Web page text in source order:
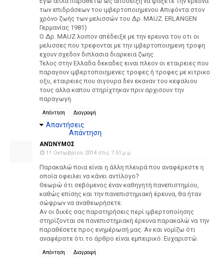
των επιδράσεων του ιμβερτοποιημενου Απιφόντα στον
χρόνο ζωής των μελισσών του Δρ. MAUZ. ERLANGEN
Γερμανίας 1981)
Ο Δρ. MAUZ λοιπον απέδειξε με την ερευνα του οτι οι
μελισσες που τρεφονται με την ιμβερτοποιημενη τροφη
εχουν σχεδον διπλασια διαρκεια ζωης.
Τελος στην Ελλαδα δεκαδες ειναι πλεον οι εταιρειες που
παραγουν ιμβερτοποιημενες τροφες ή τροφες με κιτρικο
οξυ, εταιρειες που σιγουρα δεν εκαναν του κεφαλιου
τους αλλα καπου στηρίχτηκαν πριν αρχισουν την
παραγωγη.
Απάντηση Διαγραφή
Απαντήσεις
Απάντηση
ΑΝΏΝΥΜΟΣ
11 Οκτωβρίου 2014 στις 7:51 μ.μ.
Παρακαλώ ποια είναι η άλλη πλευρά που αναφέρεστε η
οποία οφειλει να κάνει αντίλογο?
Θεωρώ ότι σεβόμενος έναν καθηγητή πανεπιστημίου,
καθώς επίσης και την πανεπιστημιακή έρευνα, θα ήταν
σώφρων να αναθεωρήσετε.
Αν οι δικές σας παρατηρήσεις περί ιμβερτοποίησης
στηρίζονται σε πανεπιστημιακή έρευνα παρακαλώ να την
παραθέσετε προς ενημέρωσή μας. Αν και νομίζω ότι
αναφέρατε ότι το άρθρο είναι εμπειρικό. Ευχαριστώ.
Απάντηση Διαγραφή